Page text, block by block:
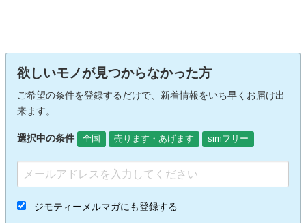
欲しいモノが見つからなかった方
ご希望の条件を登録するだけで、新着情報をいち早くお届け出
来ます。
選択中の条件 全国 売ります・あげます simフリー
ジモティーメルマガにも登録する